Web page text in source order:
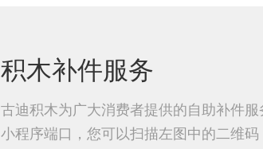
积木补件服务
古迪积木为广大消费者提供的自助补件
小程序端口，您可以扫描左图中的二维